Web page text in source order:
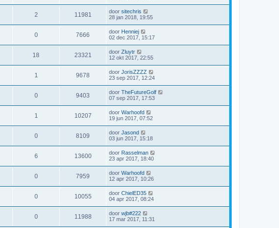
2 11981 door sitechris
28 jan 2018, 19:55
0 7666 door Henniej
02 dec 2017, 15:17
18 23321 door Zluytr
12 okt 2017, 22:55
1 9678 door JorisZZZZ
23 sep 2017, 12:24
0 9403 door TheFutureGolf
07 sep 2017, 17:53
1 10207 door Warhoofd
19 jun 2017, 07:52
0 8109 door Jasond
03 jun 2017, 15:18
6 13600 door Rasselman
23 apr 2017, 18:40
0 7959 door Warhoofd
12 apr 2017, 10:26
0 10055 door ChielED35
04 apr 2017, 08:24
0 11988 door wjb#222
17 mar 2017, 11:31